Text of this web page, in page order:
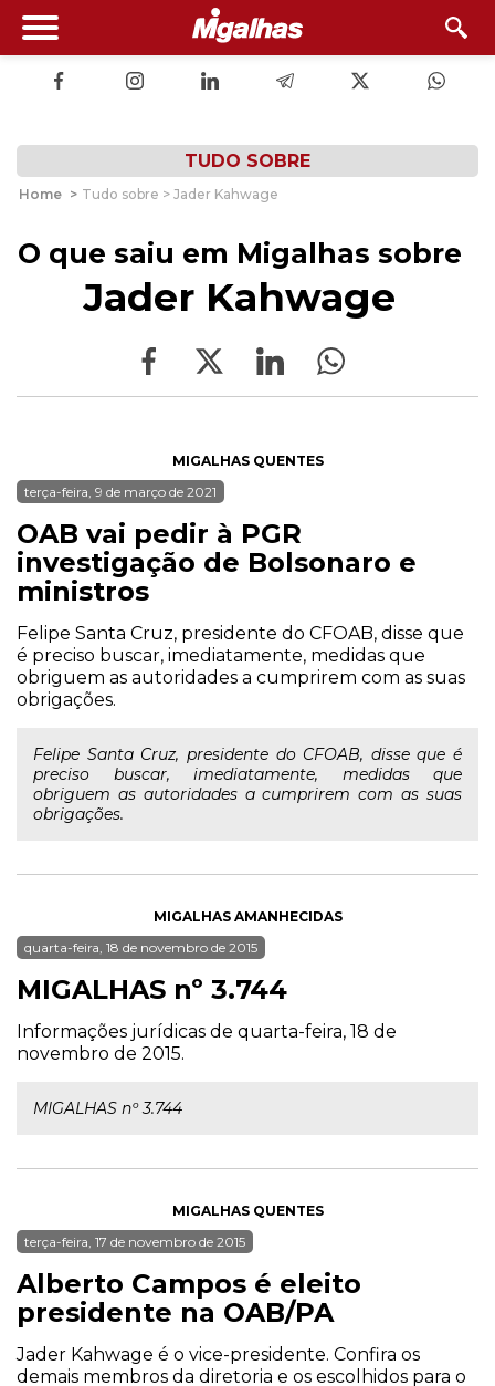
TUDO SOBRE
Home > Tudo sobre > Jader Kahwage
O que saiu em Migalhas sobre
Jader Kahwage
MIGALHAS QUENTES
terça-feira, 9 de março de 2021
OAB vai pedir à PGR
investigação de Bolsonaro e
ministros
Felipe Santa Cruz, presidente do CFOAB, disse que
é preciso buscar, imediatamente, medidas que
obriguem as autoridades a cumprirem com as suas
obrigações.
Felipe Santa Cruz, presidente do CFOAB, disse que é
preciso buscar, imediatamente, medidas que
obriguem as autoridades a cumprirem com as suas
obrigações.
MIGALHAS AMANHECIDAS
quarta-feira, 18 de novembro de 2015
MIGALHAS nº 3.744
Informações jurídicas de quarta-feira, 18 de
novembro de 2015.
MIGALHAS nº 3.744
MIGALHAS QUENTES
terça-feira, 17 de novembro de 2015
Alberto Campos é eleito
presidente na OAB/PA
Jader Kahwage é o vice-presidente. Confira os
demais membros da diretoria e os escolhidos para o